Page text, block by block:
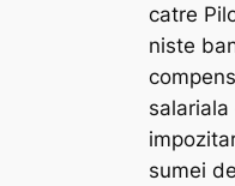
catre
niste
sumei